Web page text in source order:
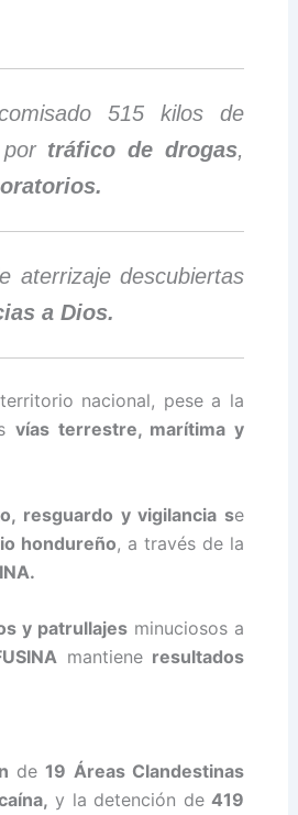
515 kilos de
tráfico de drogas,
aterrizaje descubiertas
a Dios.
nacional, pese a la
vías terrestre, marítima y
resguardo y vigilancia se
hondureño, a través de la
y patrullajesminuciosos a
mantiene resultados
de19 Áreas Clandestinas
y la detención de419